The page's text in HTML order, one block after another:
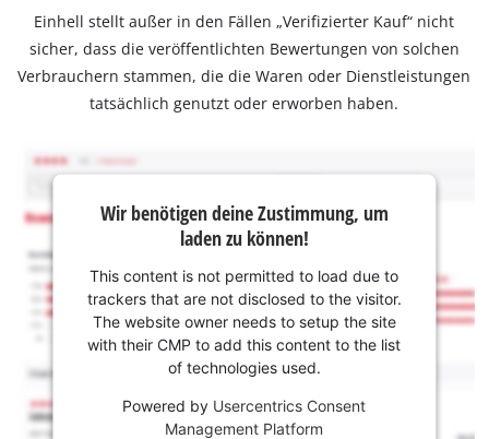
Einhell stellt außer in den Fällen „Verifizierter Kauf“ nicht
sicher, dass die veröffentlichten Bewertungen von solchen
Verbrauchern stammen, die die Waren oder Dienstleistungen
tatsächlich genutzt oder erworben haben.
Wir benötigen deine Zustimmung, um
laden zu können!
This content is not permitted to load due to
trackers that are not disclosed to the visitor.
The website owner needs to setup the site
with their CMP to add this content to the list
of technologies used.
Powered by Usercentrics Consent
Management Platform